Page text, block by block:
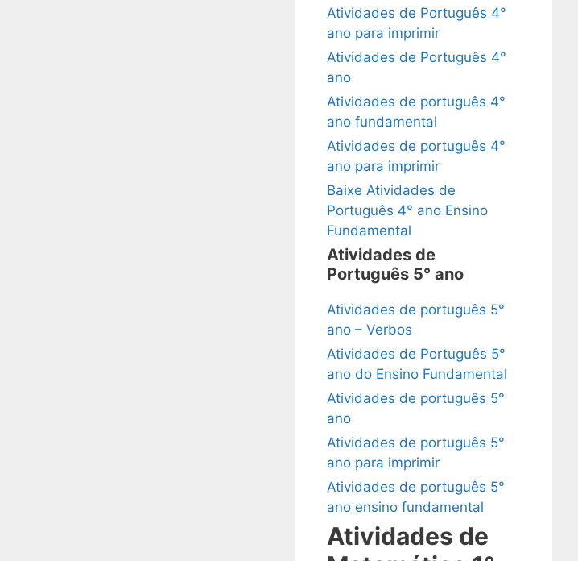
Atividades de Português 4°
ano para imprimir
Atividades de Português 4°
ano
Atividades de português 4°
ano fundamental
Atividades de português 4°
ano para imprimir
Baixe Atividades de
Português 4° ano Ensino
Fundamental
Atividades de
Português 5° ano
Atividades de português 5°
ano – Verbos
Atividades de Português 5°
ano do Ensino Fundamental
Atividades de português 5°
ano
Atividades de português 5°
ano para imprimir
Atividades de português 5°
ano ensino fundamental
Atividades de